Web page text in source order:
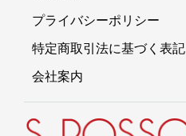
プライバシーポリシー
特定商取引法に基づく表記
会社案内